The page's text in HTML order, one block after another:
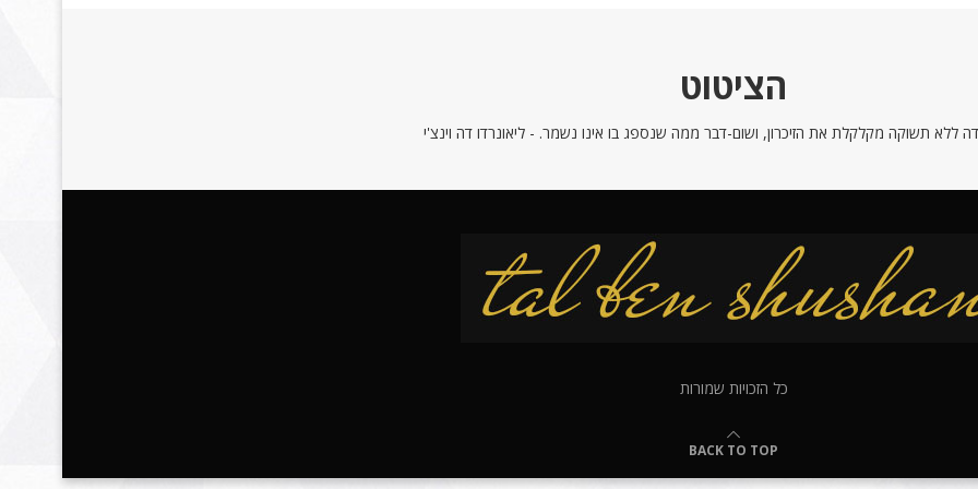
הציטוט
ללא תשוקה מקלקלת את הזיכרון, ושום-דבר ממה שנספג בו אינו נשמר. - ליאונרדו דה וינצ'י
כל הזכויות שמורות
BACK TO TOP